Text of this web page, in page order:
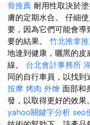
骨推薦 耐用性取決於
膚的定期水合。 仔細
要，因為它們可能會導
要的結果。 竹北推拿
地達到健康，曬黑的皮
線。 台北會計事務所
同的自行車員，以找到
按摩 烤肉 外燴 面部和
發，以取得更好的效果
yahoo關鍵字分析 seo